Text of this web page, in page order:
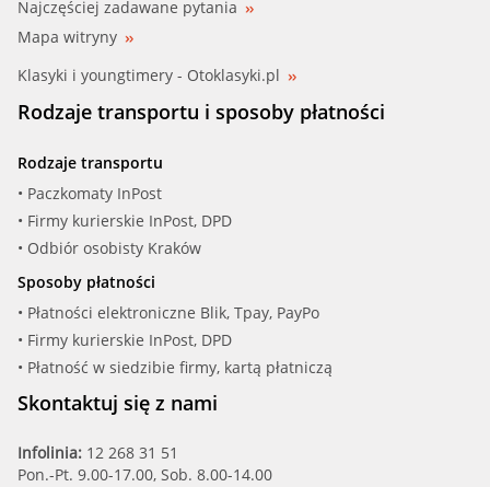
Najczęściej zadawane pytania
Mapa witryny
Klasyki i youngtimery - Otoklasyki.pl
Rodzaje transportu i sposoby płatności
Rodzaje transportu
• Paczkomaty InPost
• Firmy kurierskie InPost, DPD
• Odbiór osobisty Kraków
Sposoby płatności
• Płatności elektroniczne Blik, Tpay, PayPo
• Firmy kurierskie InPost, DPD
• Płatność w siedzibie firmy, kartą płatniczą
Skontaktuj się z nami
Infolinia: 12 268 31 51
Pon.-Pt. 9.00-17.00, Sob. 8.00-14.00